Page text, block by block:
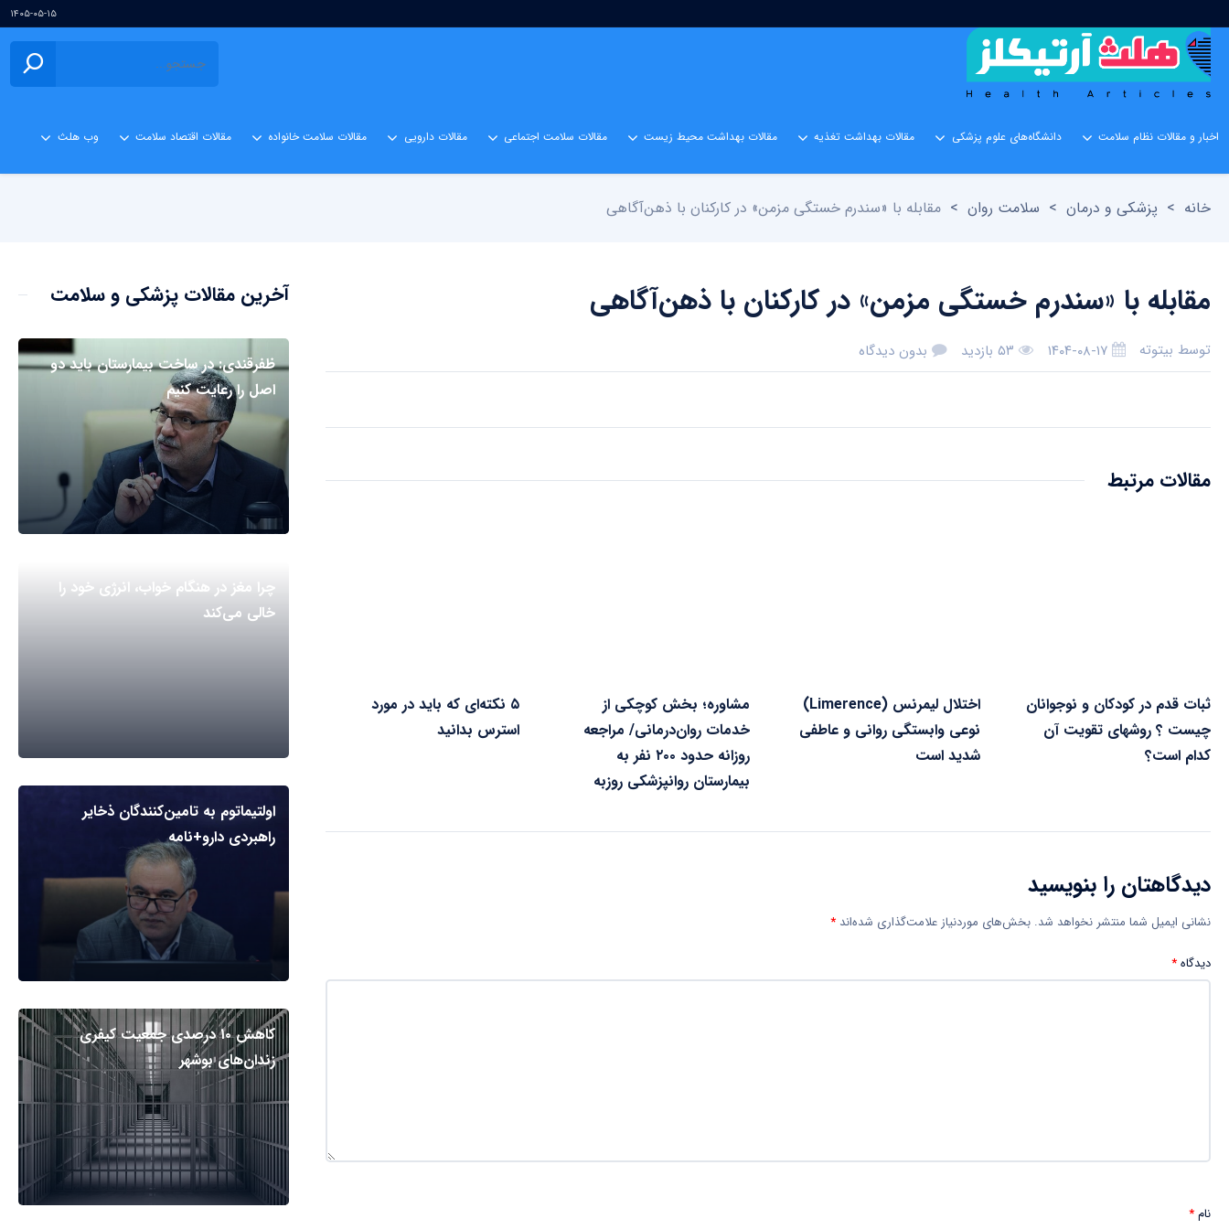
۱۴۰۵-۰۵-۱۵
اخبار و مقالات نظام سلامت دانشگاه‌های علوم پزشکی مقالات بهداشت تغذیه مقالات بهداشت محیط زیست مقالات سلامت اجتماعی مقالات دارویی مقالات سلامت خانواده مقالات اقتصاد سلامت وب هلث
خانه > پزشکی و درمان > سلامت روان > مقابله با «سندرم خستگی مزمن» در کارکنان با ذهن‌آگاهی
مقابله با «سندرم خستگی مزمن» در کارکنان با ذهن‌آگاهی
توسط بیتوته ۱۴۰۴-۰۸-۱۷ ۵۳ بازدید بدون دیدگاه
مقالات مرتبط
ثبات قدم در کودکان و نوجوانان
چیست ؟ روشهای تقویت آن
کدام است؟
اختلال لیمرنس (Limerence)
نوعی وابستگی روانی و عاطفی
شدید است
مشاوره؛ بخش کوچکی از
خدمات روان‌درمانی/ مراجعه
روزانه حدود ۲۰۰ نفر به
بیمارستان روانپزشکی روزبه
۵ نکته‌ای که باید در مورد
استرس بدانید
دیدگاهتان را بنویسید
نشانی ایمیل شما منتشر نخواهد شد. بخش‌های موردنیاز علامت‌گذاری شده‌اند *
دیدگاه*
نام*
آخرین مقالات پزشکی و سلامت
ظفرقندی: در ساخت بیمارستان باید دو
اصل را رعایت کنیم
چرا مغز در هنگام خواب، انرژی خود را
خالی می‌کند
اولتیماتوم به تامین‌کنندگان ذخایر
راهبردی دارو+نامه
کاهش ۱۰ درصدی جمعیت کیفری
زندان‌های بوشهر